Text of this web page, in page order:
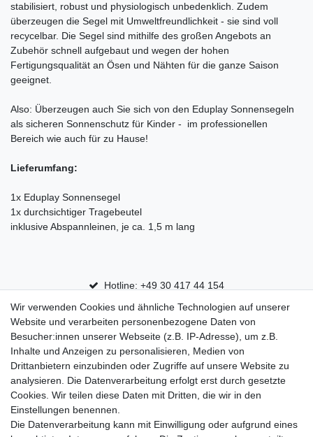
stabilisiert, robust und physiologisch unbedenklich. Zudem
überzeugen die Segel mit Umweltfreundlichkeit - sie sind voll
recycelbar. Die Segel sind mithilfe des großen Angebots an
Zubehör schnell aufgebaut und wegen der hohen
Fertigungsqualität an Ösen und Nähten für die ganze Saison
geeignet.
Also: Überzeugen auch Sie sich von den Eduplay Sonnensegeln
als sicheren Sonnenschutz für Kinder - im professionellen
Bereich wie auch für zu Hause!
Lieferumfang:
1x Eduplay Sonnensegel
1x durchsichtiger Tragebeutel
inklusive Abspannleinen, je ca. 1,5 m lang
Hotline: +49 30 417 44 154
30 Tage Rückgaberecht
Versandfrei ab 75 € in Deutschland
Top Marken
Eduplay
Folia Bringmann
Wir verwenden Cookies und ähnliche Technologien auf unserer
Website und verarbeiten personenbezogene Daten von
Besucher:innen unserer Webseite (z.B. IP-Adresse), um z.B.
Inhalte und Anzeigen zu personalisieren, Medien von
Drittanbietern einzubinden oder Zugriffe auf unsere Website zu
analysieren. Die Datenverarbeitung erfolgt erst durch gesetzte
Cookies. Wir teilen diese Daten mit Dritten, die wir in den
Einstellungen benennen.
Die Datenverarbeitung kann mit Einwilligung oder aufgrund eines